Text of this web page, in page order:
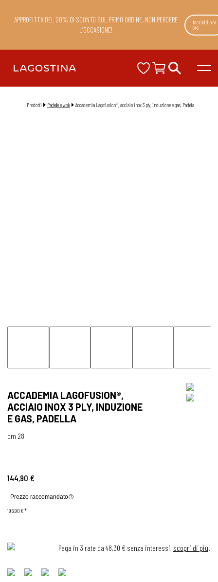
APPROFITTA DEL 20% DI SCONTO SUL PRIMO ORDINE. NON PERDERE
L’OCCASIONE!
Iscriviti ora
💌
Prodotti Padelle e wok Accademia Lagofusion®, acciaio inox 3 ply, induzione e gas, Padella
ACCADEMIA LAGOFUSION®,
ACCIAIO INOX 3 PLY, INDUZIONE
E GAS, PADELLA
cm 28
144,90 €
Prezzo raccomandato
196,90 €*
Paga in 3 rate da 48,30 € senza interessi, scopri di più.